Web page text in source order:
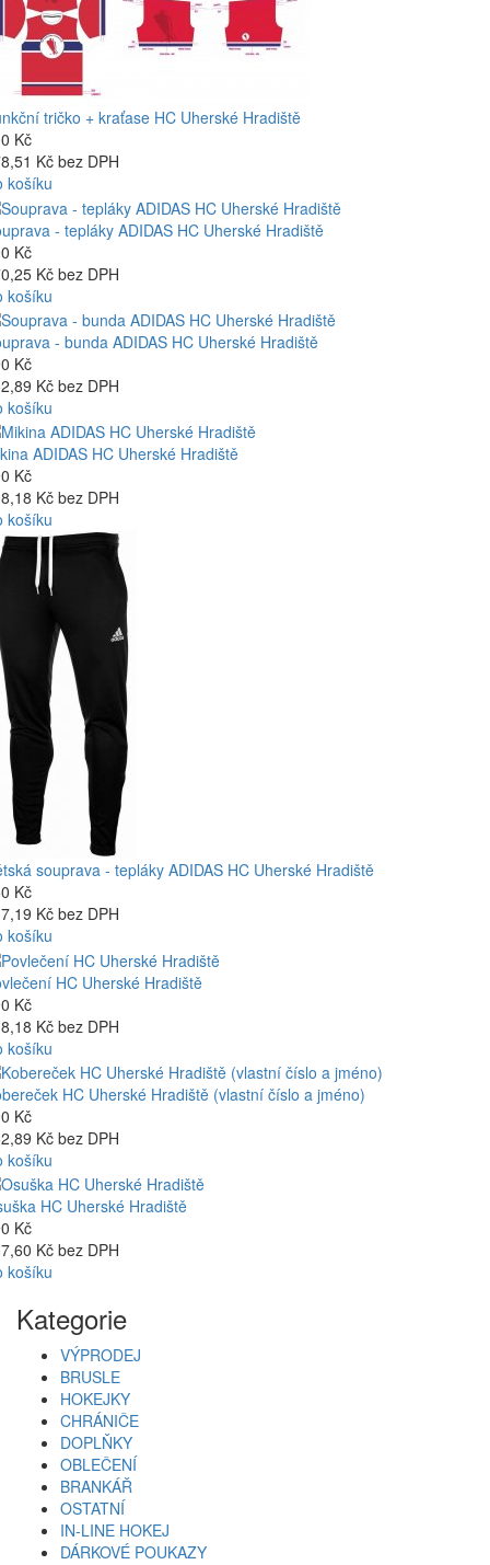
tričko + kraťase HC Uherské Hradiště
Kč
Kč bez DPH
košíku
- tepláky ADIDAS HC Uherské Hradiště
Kč
Kč bez DPH
košíku
- bunda ADIDAS HC Uherské Hradiště
Kč
Kč bez DPH
košíku
ADIDAS HC Uherské Hradiště
Kč
Kč bez DPH
košíku
souprava - tepláky ADIDAS HC Uherské Hradiště
Kč
Kč bez DPH
košíku
HC Uherské Hradiště
Kč
Kč bez DPH
košíku
HC Uherské Hradiště (vlastní číslo a jméno)
Kč
Kč bez DPH
košíku
HC Uherské Hradiště
Kč
Kč bez DPH
košíku
Kategorie
VÝPRODEJ
BRUSLE
HOKEJKY
CHRÁNIČE
DOPLŇKY
OBLEČENÍ
BRANKÁŘ
OSTATNÍ
IN-LINE HOKEJ
DÁRKOVÉ POUKAZY